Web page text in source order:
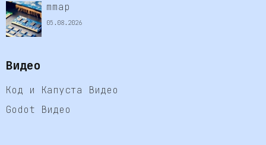
mmap
05.08.2026
Видео
Код и Капуста Видео
Godot Видео